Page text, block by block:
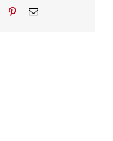
WhatsApp
PinterestEmail